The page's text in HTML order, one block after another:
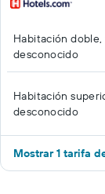
Habitación
desconocido
Habitación
desconocido
Mostrar 1 tarifa